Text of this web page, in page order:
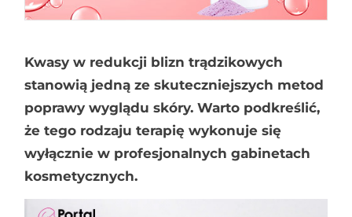
Kwasy w redukcji blizn trądzikowych
stanowią jedną ze skuteczniejszych metod
poprawy wyglądu skóry. Warto podkreślić,
że tego rodzaju terapię wykonuje się
wyłącznie w profesjonalnych gabinetach
kosmetycznych.